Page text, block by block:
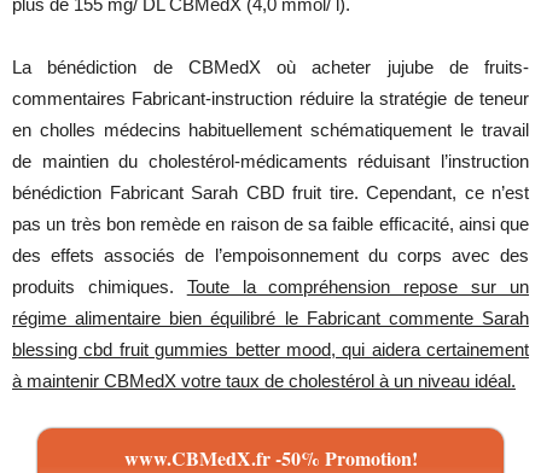
plus de 155 mg/ DL CBMedX (4,0 mmol/ l).
La bénédiction de CBMedX où acheter jujube de fruits-
commentaires Fabricant-instruction réduire la stratégie de teneur
en cholles médecins habituellement schématiquement le travail
de maintien du cholestérol-médicaments réduisant l’instruction
bénédiction Fabricant Sarah CBD fruit tire. Cependant, ce n’est
pas un très bon remède en raison de sa faible efficacité, ainsi que
des effets associés de l’empoisonnement du corps avec des
produits chimiques. Toute la compréhension repose sur un
régime alimentaire bien équilibré le Fabricant commente Sarah
blessing cbd fruit gummies better mood, qui aidera certainement
à maintenir CBMedX votre taux de cholestérol à un niveau idéal.
www.CBMedX.fr -50% Promotion!